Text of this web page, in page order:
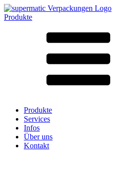
Produkte
Nach Material
LD-PE
Steinzeug
Produkte
Services
Infos
Über uns
Kontakt